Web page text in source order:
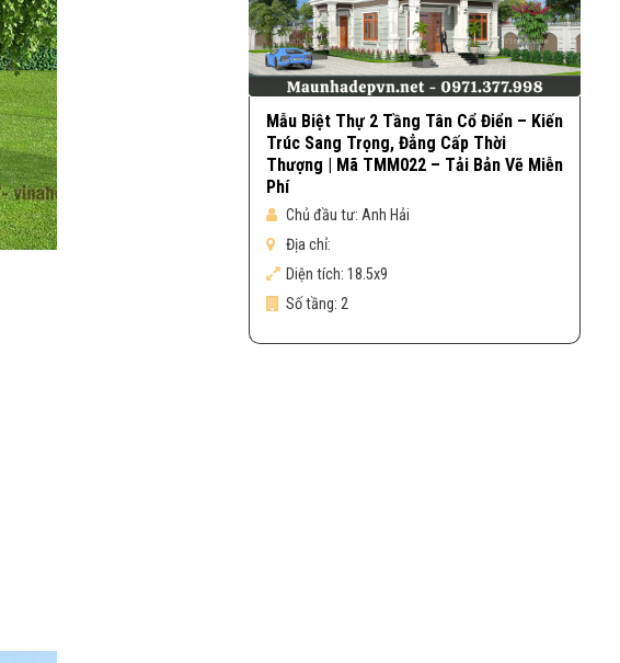
Mẫu Biệt Thự 2 Tầng Tân Cổ Điển – Kiến
Trúc Sang Trọng, Đẳng Cấp Thời
Thượng | Mã TMM022 – Tải Bản Vẽ Miễn
Phí
Chủ đầu tư: Anh Hải
Địa chỉ:
Diện tích: 18.5x9
Số tầng: 2